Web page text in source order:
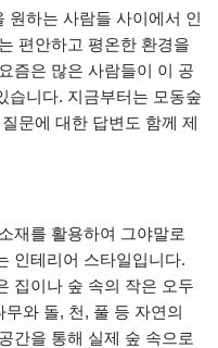
원하는 사람들 사이에서 인
편안하고 평온한 환경을
즘은 많은 사람들이 이 공
습니다. 지금부터는 모동숲
문에 대한 답변도 함께 제
재를 활용하여 그야말로
인테리어 스타일입니다.
집이나 숲 속의 작은 오두
와 돌, 천, 풀 등 자연의
간을 통해 실제 숲 속으로